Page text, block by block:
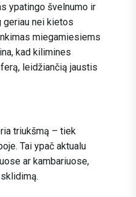
ypatingo švelnumo ir
geriau nei kietos
miegamiesiems
kad kilimines
leidžiančią jaustis
triukšmą – tiek
Tai ypač aktualu
ar kambariuose,